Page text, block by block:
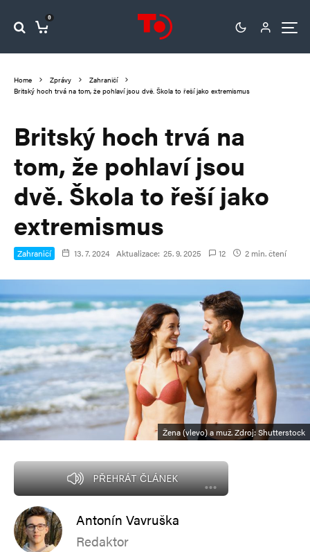
0
Home Zprávy
Zahraničí
Britský hoch trvá na tom, že pohlaví jsou dvě. Škola to řeší jako extremismus
Britský hoch trvá na
tom, že pohlaví jsou
dvě. Škola to řeší jako
extremismus
Zahraničí 13. 7. 2024 Aktualizace: 25. 9. 2025 12 2 min. čtení
Žena (vlevo) a muž. Zdroj: Shutterstock
PŘEHRÁT ČLÁNEK
Antonín Vavruška
Redaktor